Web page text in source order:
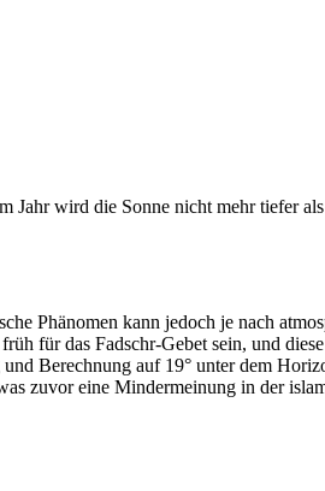
Jahr wird die Sonne nicht mehr tiefer
Phänomen kann jedoch je nach
für das Fadschr-Gebet sein, und
Berechnung auf 19° unter dem
zuvor eine Mindermeinung in der